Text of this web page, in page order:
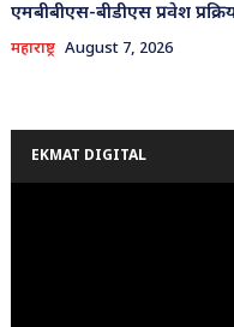
एमबीबीएस-बीडीएस प्रवेश
महाराष्ट्र August 7, 2026
EKMAT DIGITAL